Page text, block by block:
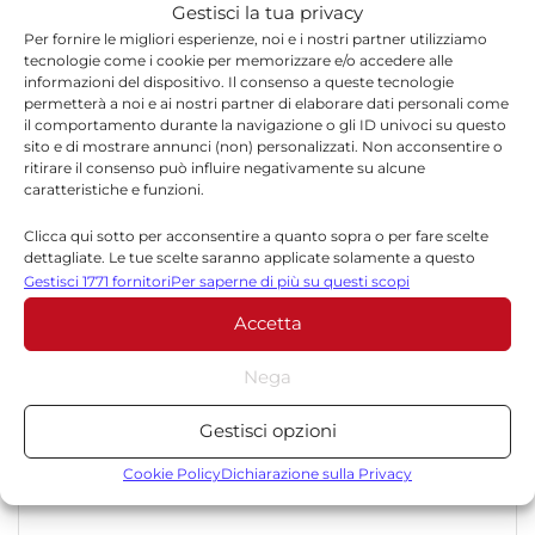
Gestisci la tua privacy
Per fornire le migliori esperienze, noi e i nostri partner utilizziamo
tecnologie come i cookie per memorizzare e/o accedere alle
informazioni del dispositivo. Il consenso a queste tecnologie
permetterà a noi e ai nostri partner di elaborare dati personali come
il comportamento durante la navigazione o gli ID univoci su questo
sito e di mostrare annunci (non) personalizzati. Non acconsentire o
ritirare il consenso può influire negativamente su alcune
caratteristiche e funzioni.
Clicca qui sotto per acconsentire a quanto sopra o per fare scelte
dettagliate. Le tue scelte saranno applicate solamente a questo
sito. È possibile modificare le impostazioni in qualsiasi momento,
compreso il ritiro del consenso, utilizzando i pulsanti della Cookie
Policy o cliccando sul pulsante di gestione del consenso nella parte
inferiore dello schermo.
Statistiche
Archiviare informazioni su dispositivo e/o accedervi, Misurare le
prestazioni degli annunci, Misurare le prestazioni dei contenuti,
combinazione di dati provenienti da fonti diverse.
Gestisci 1771 fornitoriPer saperne di più su questi scopi
Accetta
Nega
Gestisci opzioni
Cookie PolicyDichiarazione sulla Privacy
team dinamico e indipendente che garantisce
qualità, tempestività e affidabilità.
Lascia un commento
Il tuo indirizzo email non sarà pubblicato. I campi
obbligatori sono contrassegnati
*